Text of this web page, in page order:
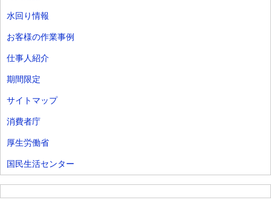
水回り情報
お客様の作業事例
仕事人紹介
期間限定
サイトマップ
消費者庁
厚生労働省
国民生活センター